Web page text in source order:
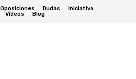
Dudas
Iniciativa
Vídeos Blog